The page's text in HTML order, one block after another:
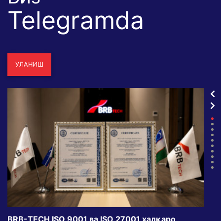
Telegramda
УЛАНИШ
BRB-TECH ISO 9001 ва ISO 27001 халқаро